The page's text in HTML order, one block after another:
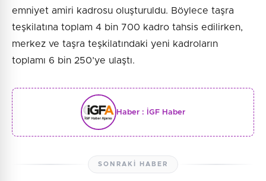
emniyet amiri kadrosu oluşturuldu. Böylece taşra
teşkilatına toplam 4 bin 700 kadro tahsis edilirken,
merkez ve taşra teşkilatındaki yeni kadroların
toplamı 6 bin 250’ye ulaştı.
Haber : İGF Haber
SONRAKI HABER